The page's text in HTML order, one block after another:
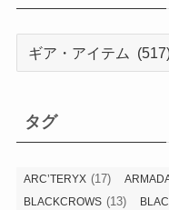
ー
タグ
ARC’TERYX (17)
BLACKCROWS (13)